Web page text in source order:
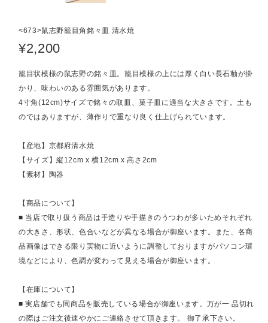
<673>鼠志野籠目角銘々皿 清水焼
¥2,200
籠目状模様の鼠志野の銘々皿。籠目模様の上には厚く白い長石釉が掛
かり、味わいのある雰囲気があります。
4寸角(12cm)サイズで銘々の取皿、菓子皿に適当な大きさです。土も
のではありますが、薄作りで重なり良く仕上げられています。
【産地】京都府清水焼
【サイズ】縦12cm x 横12cm x 高さ2cm
【素材】陶器
【商品について】
■ 当店で取り扱う商品は手造りや手描きのうつわが多いためそれぞれ
の大きさ、形状、色合いなどが異なる場合が御座います。また、各商
品画像はできる限り実物に近いように調整しておりますがパソコン環
境などにより、色調が変わって見える場合が御座います。
【在庫について】
■ 実店舗でも同商品を販売している場合が御座います。万が一 品切れ
の際はご注文後速やかにご連絡させて頂きます。 御了承下さい。